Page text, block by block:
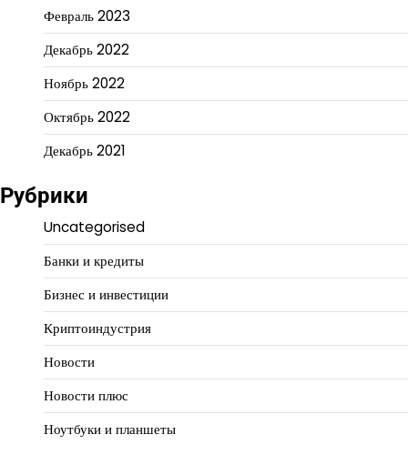
Февраль 2023
Декабрь 2022
Ноябрь 2022
Октябрь 2022
Декабрь 2021
Рубрики
Uncategorised
Банки и кредиты
Бизнес и инвестиции
Криптоиндустрия
Новости
Новости плюс
Ноутбуки и планшеты